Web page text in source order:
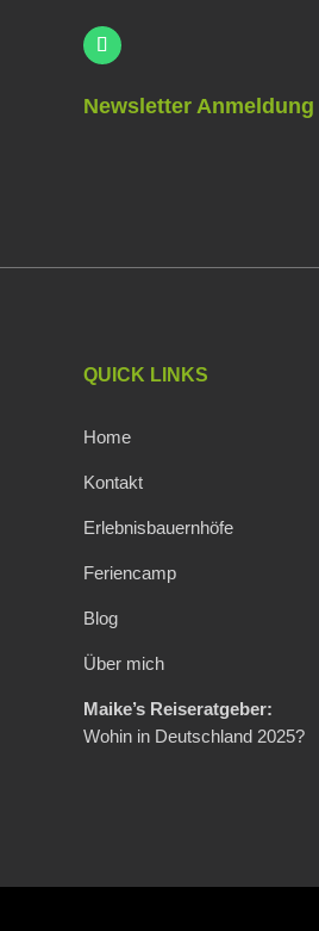
Newsletter Anmeldung
QUICK LINKS
Home
Kontakt
Erlebnisbauernhöfe
Feriencamp
Blog
Über mich
Maike’s Reiseratgeber:
Wohin in Deutschland 2025?